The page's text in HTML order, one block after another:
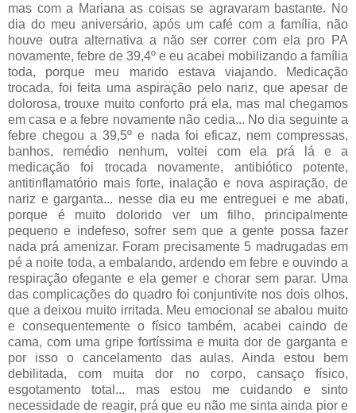
mas com a Mariana as coisas se agravaram bastante. No
dia do meu aniversário, após um café com a família, não
houve outra alternativa a não ser correr com ela pro PA
novamente, febre de 39,4º e eu acabei mobilizando a família
toda, porque meu marido estava viajando. Medicação
trocada, foi feita uma aspiração pelo nariz, que apesar de
dolorosa, trouxe muito conforto prá ela, mas mal chegamos
em casa e a febre novamente não cedia... No dia seguinte a
febre chegou a 39,5º e nada foi eficaz, nem compressas,
banhos, remédio nenhum, voltei com ela prá lá e a
medicação foi trocada novamente, antibiótico potente,
antitinflamatório mais forte, inalação e nova aspiração, de
nariz e garganta... nesse dia eu me entreguei e me abati,
porque é muito dolorido ver um filho, principalmente
pequeno e indefeso, sofrer sem que a gente possa fazer
nada prá amenizar. Foram precisamente 5 madrugadas em
pé a noite toda, a embalando, ardendo em febre e ouvindo a
respiração ofegante e ela gemer e chorar sem parar. Uma
das complicações do quadro foi conjuntivite nos dois olhos,
que a deixou muito irritada. Meu emocional se abalou muito
e consequentemente o físico também, acabei caindo de
cama, com uma gripe fortíssima e muita dor de garganta e
por isso o cancelamento das aulas. Ainda estou bem
debilitada, com muita dor no corpo, cansaço físico,
esgotamento total... mas estou me cuidando e sinto
necessidade de reagir, prá que eu não me sinta ainda pior e